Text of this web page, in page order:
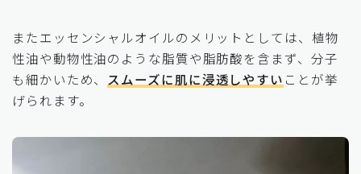
またエッセンシャルオイルのメリットとしては、植物
性油や動物性油のような脂質や脂肪酸を含まず、分子
も細かいため、 スムーズに肌に浸透しやすい ことが挙
げられます。